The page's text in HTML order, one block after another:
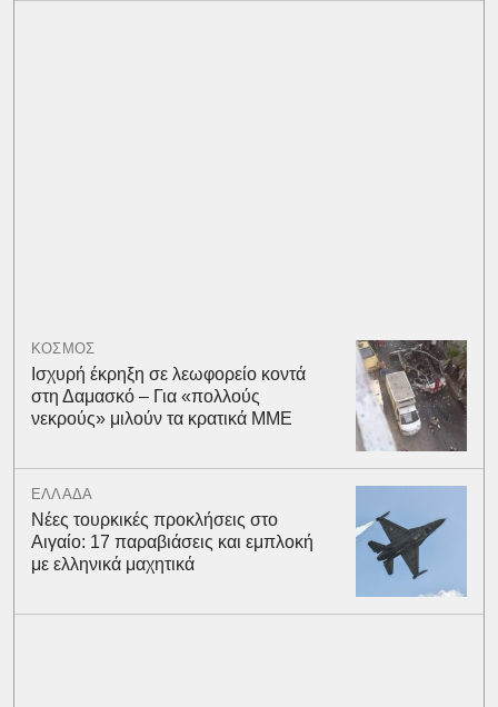
ΚΟΣΜΟΣ
Ισχυρή έκρηξη σε λεωφορείο κοντά
στη Δαμασκό – Για «πολλούς
νεκρούς» μιλούν τα κρατικά ΜΜΕ
ΕΛΛΑΔΑ
Νέες τουρκικές προκλήσεις στο
Αιγαίο: 17 παραβιάσεις και εμπλοκή
με ελληνικά μαχητικά